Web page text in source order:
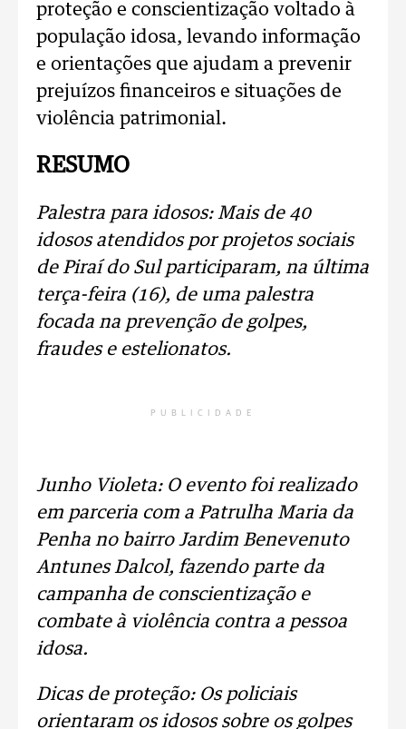
proteção e conscientização voltado à
população idosa, levando informação
e orientações que ajudam a prevenir
prejuízos financeiros e situações de
violência patrimonial.
RESUMO
Palestra para idosos: Mais de 40
idosos atendidos por projetos sociais
de Piraí do Sul participaram, na última
terça-feira (16), de uma palestra
focada na prevenção de golpes,
fraudes e estelionatos.
PUBLICIDADE
Junho Violeta: O evento foi realizado
em parceria com a Patrulha Maria da
Penha no bairro Jardim Benevenuto
Antunes Dalcol, fazendo parte da
campanha de conscientização e
combate à violência contra a pessoa
idosa.
Dicas de proteção: Os policiais
orientaram os idosos sobre os golpes